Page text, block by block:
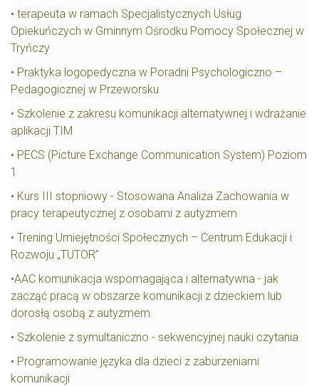
• terapeuta w ramach Specjalistycznych Usług
Opiekuńczych w Gminnym Ośrodku Pomocy Społecznej w
Tryńczy
• Praktyka logopedyczna w Poradni Psychologiczno –
Pedagogicznej w Przeworsku
• Szkolenie z zakresu komunikacji alternatywnej i wdrażanie
aplikacji TIM
• PECS (Picture Exchange Communication System) Poziom
1
• Kurs III stopniowy - Stosowana Analiza Zachowania w
pracy terapeutycznej z osobami z autyzmem
• Trening Umiejętności Społecznych – Centrum Edukacji i
Rozwoju „TUTOR”
•AAC komunikacja wspomagająca i alternatywna - jak
zacząć pracą w obszarze komunikacji z dzieckiem lub
dorosłą osobą z autyzmem
• Szkolenie z symultaniczno - sekwencyjnej nauki czytania
• Programowanie języka dla dzieci z zaburzeniami
komunikacji